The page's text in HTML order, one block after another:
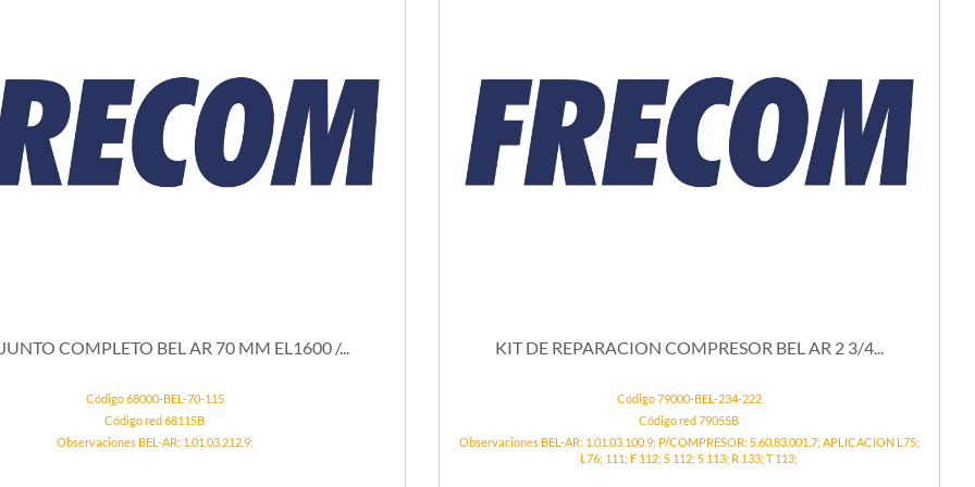
COMPLETO BEL AR 70 MM EL1600 /...
Código 68000-BEL-70-115
Código red 68115B
Observaciones BEL-AR: 1.01.03.212.9;
KIT DE REPARACION COMPRESOR BEL AR 2 3/4...
Código 79000-BEL-234-222
Código red 79055B
Observaciones BEL-AR: 1.01.03.100.9; P/COMPRESOR: 5.60.83.001.7; APLICACION L75;
L76; 111; F 112; S 112; S 113; R 133; T 113;